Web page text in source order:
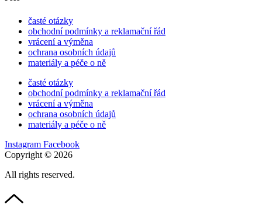
časté otázky
obchodní podmínky a reklamační řád
vrácení a výměna
ochrana osobních údajů
materiály a péče o ně
časté otázky
obchodní podmínky a reklamační řád
vrácení a výměna
ochrana osobních údajů
materiály a péče o ně
Instagram Facebook
Copyright © 2026
All rights reserved.